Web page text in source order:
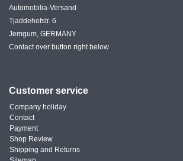
Automobilia-Versand
Tjaddehofstr. 6
Jemgum, GERMANY
Contact over button right below
Customer service
Company holiday
Contact
Payment
Shop Review
Shipping and Returns